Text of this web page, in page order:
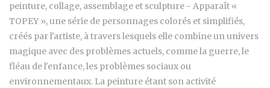
peinture, collage, assemblage et sculpture - Apparaît «
TOPEY », une série de personnages colorés et simplifiés,
créés par l'artiste, à travers lesquels elle combine un univers
magique avec des problèmes actuels, comme la guerre, le
fléau de l'enfance, les problèmes sociaux ou
environnementaux. La peinture étant son activité